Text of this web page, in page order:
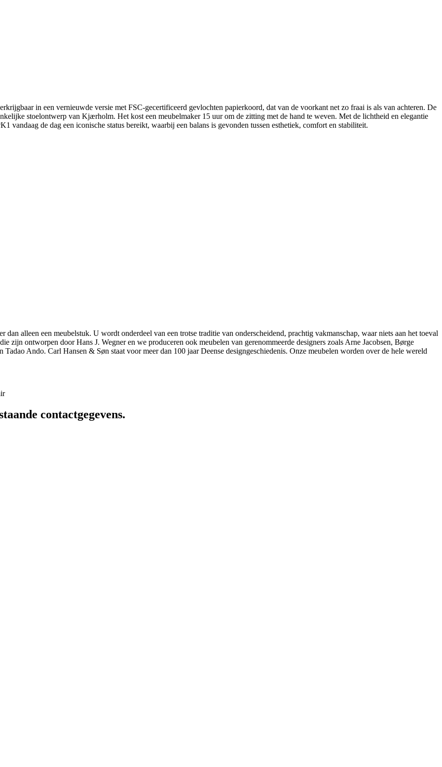
in een vernieuwde versie met FSC-gecertificeerd gevlochten papierkoord, dat van de voorkant net zo fraai is als van achteren. De
stoelontwerp van Kjærholm. Het kost een meubelmaker 15 uur om de zitting met de hand te weven. Met de lichtheid en elegantie
vandaag de dag een iconische status bereikt, waarbij een balans is gevonden tussen esthetiek, comfort en stabiliteit.
alleen een meubelstuk. U wordt onderdeel van een trotse traditie van onderscheidend, prachtig vakmanschap, waar niets aan het toeval
zijn ontworpen door Hans J. Wegner en we produceren ook meubelen van gerenommeerde designers zoals Arne Jacobsen, Børge
Ando. Carl Hansen & Søn staat voor meer dan 100 jaar Deense designgeschiedenis. Onze meubelen worden over de hele wereld
contactgegevens.